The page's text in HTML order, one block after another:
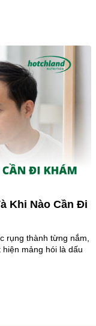
Khi Nào Cần Đi
rụng thành từng nắm,
mảng hói là dấu